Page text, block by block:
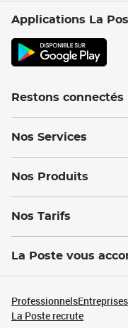
Applications La
Restons connectés
Nos Services
Nos Produits
Nos Tarifs
La Poste vous
Professionnels
La Poste recrute